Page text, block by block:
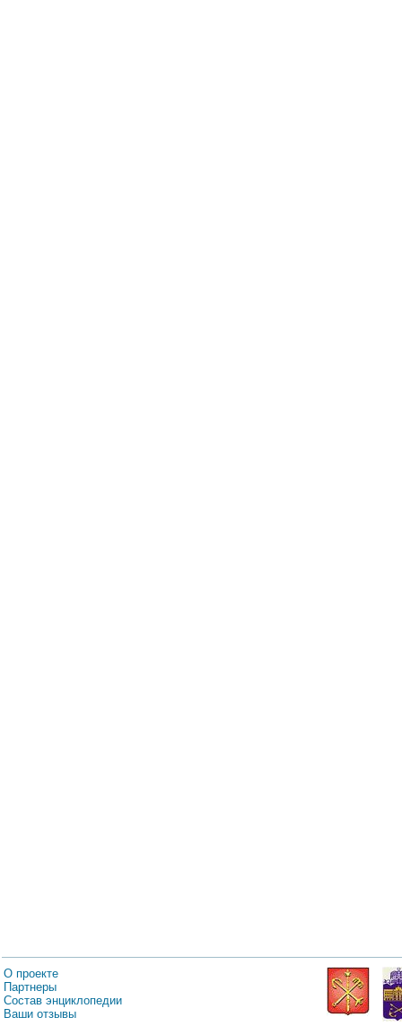
О проекте
Партнеры
Состав энциклопедии
Ваши отзывы